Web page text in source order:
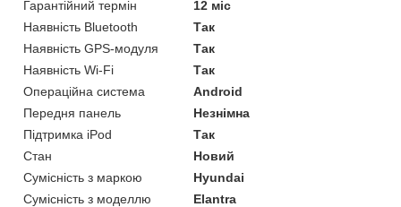
Гарантійний термін
12 міс
Наявність Bluetooth
Так
Наявність GPS-модуля
Так
Наявність Wi-Fi
Так
Операційна система
Android
Передня панель
Незнімна
Підтримка iPod
Так
Стан
Новий
Сумісність з маркою
Hyundai
Сумісність з моделлю
Elantra